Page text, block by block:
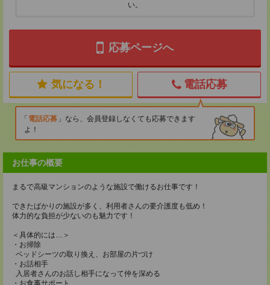
い。
応募ページへ
気になる！ 電話応募
電話応募
なら、会員登録しなくても応募できます
よ！
お仕事の概要
まるで高級マンションのような施設で働けるお仕事です！
できたばかりの施設が多く、利用者さんの要介護度も低め！
体力的な負担が少ないのも魅力です！
＜具体的には…＞
・お掃除
ベッドシーツの取り換え、お部屋の片づけ
・お話相手
入居者さんのお話し相手になって仲を深める
・お食事サポート